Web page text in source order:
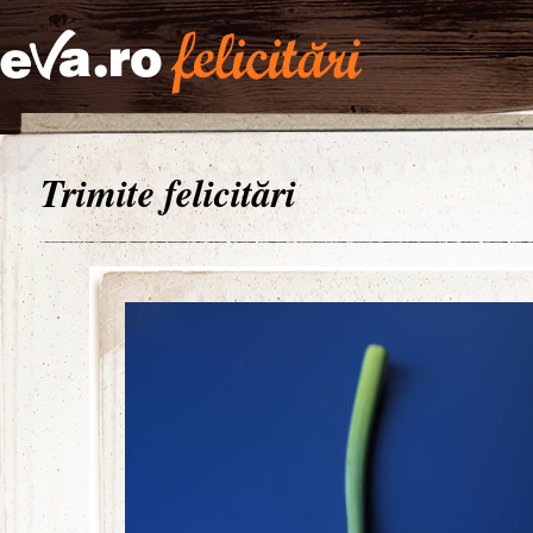
Trimite felicitări